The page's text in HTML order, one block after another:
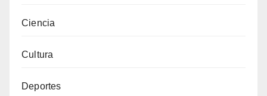
Ciencia
Cultura
Deportes